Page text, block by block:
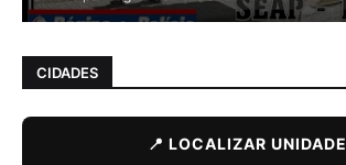
CIDADES
📍 LOCALIZAR UNIDADE